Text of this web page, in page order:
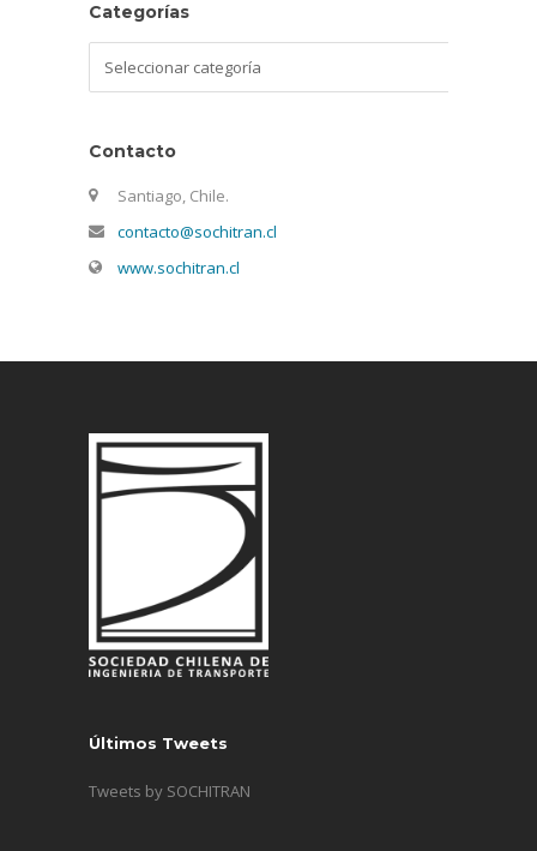
Categorías
Contacto
Santiago, Chile.
contacto@sochitran.cl
www.sochitran.cl
Últimos Tweets
Tweets by SOCHITRAN